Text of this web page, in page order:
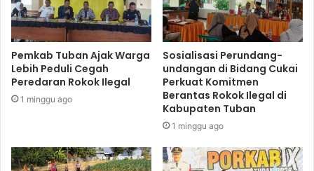
Pemkab Tuban Ajak Warga
Lebih Peduli Cegah
Peredaran Rokok Ilegal
1 minggu ago
Sosialisasi Perundang-
undangan di Bidang Cukai
Perkuat Komitmen
Berantas Rokok Ilegal di
Kabupaten Tuban
1 minggu ago